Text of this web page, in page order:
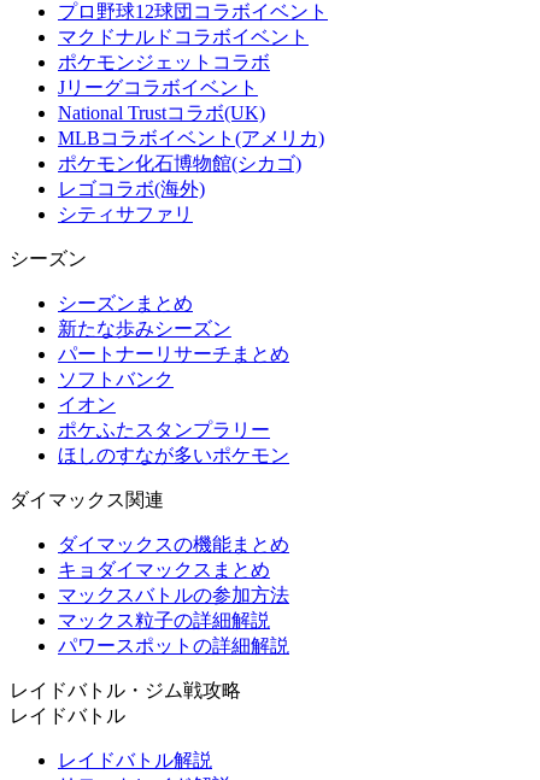
プロ野球12球団コラボイベント
マクドナルドコラボイベント
ポケモンジェットコラボ
Jリーグコラボイベント
National Trustコラボ(UK)
MLBコラボイベント(アメリカ)
ポケモン化石博物館(シカゴ)
レゴコラボ(海外)
シティサファリ
シーズン
シーズンまとめ
新たな歩みシーズン
パートナーリサーチまとめ
ソフトバンク
イオン
ポケふたスタンプラリー
ほしのすなが多いポケモン
ダイマックス関連
ダイマックスの機能まとめ
キョダイマックスまとめ
マックスバトルの参加方法
マックス粒子の詳細解説
パワースポットの詳細解説
レイドバトル・ジム戦攻略
レイドバトル
レイドバトル解説